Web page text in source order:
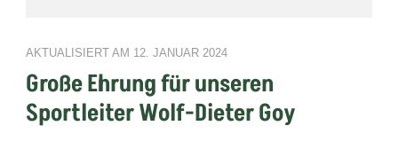
AKTUALISIERT AM 12. JANUAR 2024
Große Ehrung für unseren
Sportleiter Wolf-Dieter Goy